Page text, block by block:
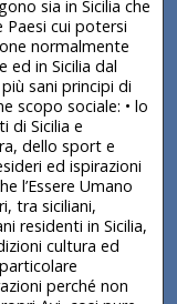
sia in Sicilia che
Paesi cui potersi
normalmente
ed in Sicilia dal
sani principi di
scopo sociale: • lo
di Sicilia e
dello sport e
ed ispirazioni
l’Essere Umano
tra siciliani,
residenti in Sicilia,
cultura ed
perché non